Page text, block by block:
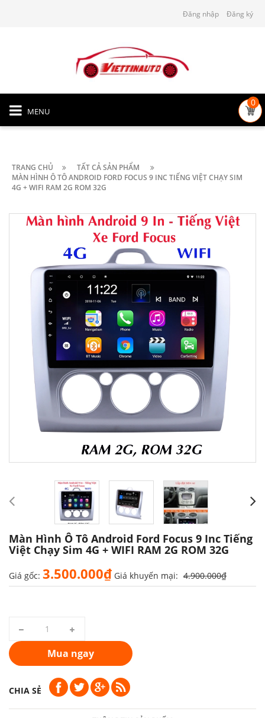
Đăng nhập Đăng ký
MENU
0
TRANG CHỦ
TẤT CẢ SẢN PHẨM
MÀN HÌNH Ô TÔ ANDROID FORD FOCUS 9 INC TIẾNG VIỆT CHẠY SIM
4G + WIFI RAM 2G ROM 32G
Màn Hình Ô Tô Android Ford Focus 9 Inc Tiếng
Việt Chạy Sim 4G + WIFI RAM 2G ROM 32G
Giá gốc: 3.500.000₫ Giá khuyến mại: 4.900.000₫
Mua ngay
CHIA SẺ